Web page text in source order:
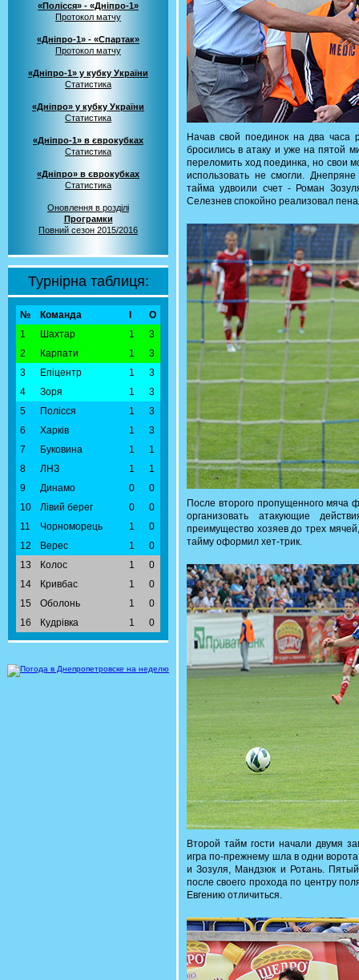
«Полісся» - «Дніпро-1»
Протокол матчу
«Дніпро-1» - «Спартак»
Протокол матчу
«Дніпро-1» у кубку України
Статистика
«Дніпро» у кубку України
Статистика
«Дніпро-1» в єврокубках
Статистика
«Дніпро» в єврокубках
Статистика
Оновлення в розділі
Програмки
Повний сезон 2015/2016
Турнірна таблиця:
№ Команда
О
1
Шахтар 1
3
2
Карпати 1
3
3
Епіцентр 1
3
4
Зоря 1
3
5
Полісся 1
3
6
Харків 1
3
7
Буковина 1
1
8
ЛНЗ 1
1
9
Динамо 0
0
10
Лівий берег 0
0
11
Чорноморець 1
0
12
Верес 1
0
13
Колос 1
0
14
Кривбас 1
0
15
Оболонь 1
0
16
Кудрівка 1 0
Начав свой поединок на два часа
бросились в атаку и уже на пятой
переломить ход поединка, но свои
использовать не смогли.
тайма удвоили счет - Роман
Селезнев спокойно реализовал
После второго пропущенного мяча
организовать атакующие
преимущество хозяев до трех
тайму оформил хет-трик.
Второй тайм гости начали двумя
игра по-прежнему шла в одни
и Зозуля, Мандзюк и Ротань.
после своего прохода по центру
Евгению отличиться.